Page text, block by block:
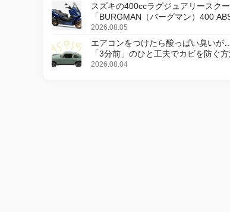
スズキの400ccラグジュアリースク
「BURGMAN（バーグマン）400
更し、8月18日に発売
2026.08.05
エアコンをつけたら酸っぱい臭いが
「3分前」のひと工夫でカビを防ぐ
2026.08.04